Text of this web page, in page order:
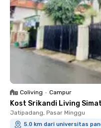
Coliving • Campur
Kost Srikandi Living
Jatipadang, Pasar Minggu
5.0 km dari universitas